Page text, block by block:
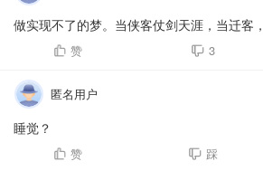
做实现不了的梦。当侠客仗剑天涯，当迁客
赞 3
匿名用户
睡觉？
赞 踩